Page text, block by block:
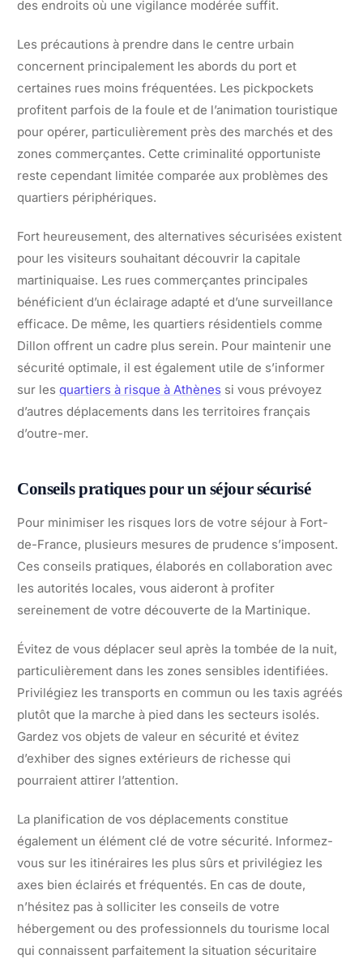
des endroits où une vigilance modérée suffit.
Les précautions à prendre dans le centre urbain
concernent principalement les abords du port et
certaines rues moins fréquentées. Les pickpockets
profitent parfois de la foule et de l’animation touristique
pour opérer, particulièrement près des marchés et des
zones commerçantes. Cette criminalité opportuniste
reste cependant limitée comparée aux problèmes des
quartiers périphériques.
Fort heureusement, des alternatives sécurisées existent
pour les visiteurs souhaitant découvrir la capitale
martiniquaise. Les rues commerçantes principales
bénéficient d’un éclairage adapté et d’une surveillance
efficace. De même, les quartiers résidentiels comme
Dillon offrent un cadre plus serein. Pour maintenir une
sécurité optimale, il est également utile de s’informer
sur les quartiers à risque à Athènes si vous prévoyez
d’autres déplacements dans les territoires français
d’outre-mer.
Conseils pratiques pour un séjour sécurisé
Pour minimiser les risques lors de votre séjour à Fort-
de-France, plusieurs mesures de prudence s’imposent.
Ces conseils pratiques, élaborés en collaboration avec
les autorités locales, vous aideront à profiter
sereinement de votre découverte de la Martinique.
Évitez de vous déplacer seul après la tombée de la nuit,
particulièrement dans les zones sensibles identifiées.
Privilégiez les transports en commun ou les taxis agréés
plutôt que la marche à pied dans les secteurs isolés.
Gardez vos objets de valeur en sécurité et évitez
d’exhiber des signes extérieurs de richesse qui
pourraient attirer l’attention.
La planification de vos déplacements constitue
également un élément clé de votre sécurité. Informez-
vous sur les itinéraires les plus sûrs et privilégiez les
axes bien éclairés et fréquentés. En cas de doute,
n’hésitez pas à solliciter les conseils de votre
hébergement ou des professionnels du tourisme local
qui connaissent parfaitement la situation sécuritaire